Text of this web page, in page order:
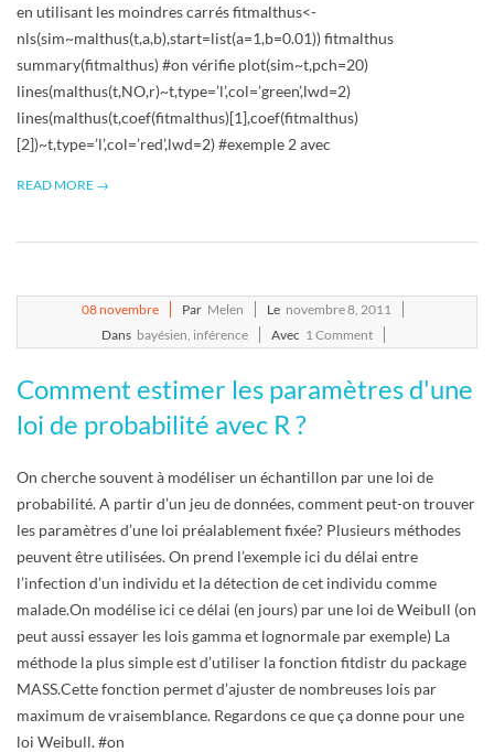
en utilisant les moindres carrés fitmalthus<-
nls(sim~malthus(t,a,b),start=list(a=1,b=0.01)) fitmalthus
summary(fitmalthus) #on vérifie plot(sim~t,pch=20)
lines(malthus(t,NO,r)~t,type=’l’,col=’green’,lwd=2)
lines(malthus(t,coef(fitmalthus)[1],coef(fitmalthus)
[2])~t,type=’l’,col=’red’,lwd=2) #exemple 2 avec
READ MORE →
08novembre Par Melen Le novembre 8, 2011
Dans bayésien, inférence Avec 1 Comment
Comment estimer les paramètres d'une
loi de probabilité avec R ?
On cherche souvent à modéliser un échantillon par une loi de
probabilité. A partir d’un jeu de données, comment peut-on trouver
les paramètres d’une loi préalablement fixée? Plusieurs méthodes
peuvent être utilisées. On prend l’exemple ici du délai entre
l’infection d’un individu et la détection de cet individu comme
malade.On modélise ici ce délai (en jours) par une loi de Weibull (on
peut aussi essayer les lois gamma et lognormale par exemple) La
méthode la plus simple est d’utiliser la fonction fitdistr du package
MASS.Cette fonction permet d’ajuster de nombreuses lois par
maximum de vraisemblance. Regardons ce que ça donne pour une
loi Weibull. #on